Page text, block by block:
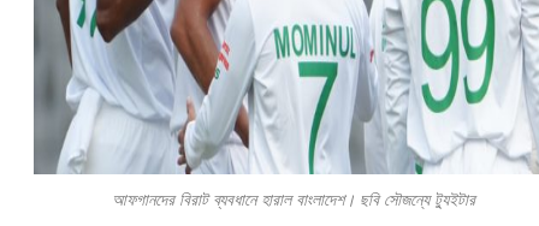
আফগানদের বিরাট ব্যবধানে হারাল বাংলাদেশ। ছবি সৌজন্যে ট্যুইটার